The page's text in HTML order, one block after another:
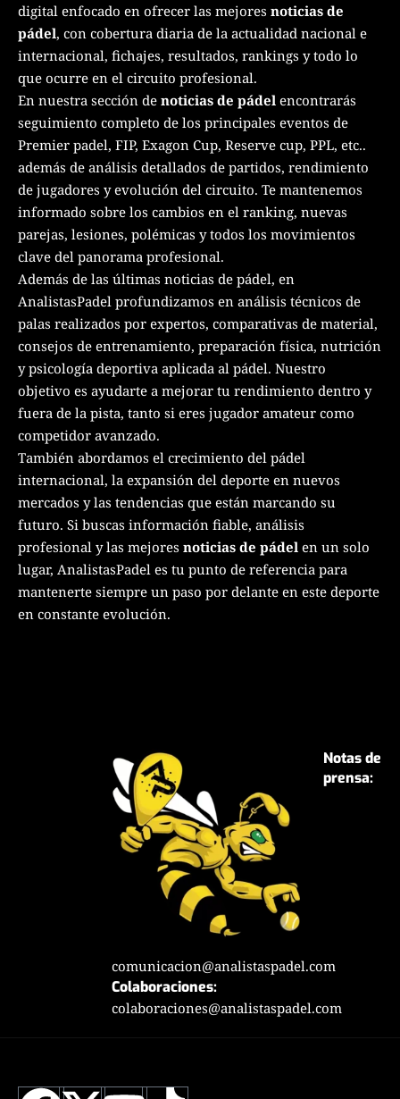
digital enfocado en ofrecer las mejores noticias de
pádel, con cobertura diaria de la actualidad nacional e
internacional, fichajes, resultados, rankings y todo lo
que ocurre en el circuito profesional.
En nuestra sección de noticias de pádel encontrarás
seguimiento completo de los principales eventos de
Premier padel, FIP, Exagon Cup, Reserve cup, PPL, etc..
además de análisis detallados de partidos, rendimiento
de jugadores y evolución del circuito. Te mantenemos
informado sobre los cambios en el ranking, nuevas
parejas, lesiones, polémicas y todos los movimientos
clave del panorama profesional.
Además de las últimas noticias de pádel, en
AnalistasPadel profundizamos en análisis técnicos de
palas realizados por expertos, comparativas de material,
consejos de entrenamiento, preparación física, nutrición
y psicología deportiva aplicada al pádel. Nuestro
objetivo es ayudarte a mejorar tu rendimiento dentro y
fuera de la pista, tanto si eres jugador amateur como
competidor avanzado.
También abordamos el crecimiento del pádel
internacional, la expansión del deporte en nuevos
mercados y las tendencias que están marcando su
futuro. Si buscas información fiable, análisis
profesional y las mejores noticias de pádel en un solo
lugar, AnalistasPadel es tu punto de referencia para
mantenerte siempre un paso por delante en este deporte
en constante evolución.
Notas de
prensa:
comunicacion@analistaspadel.com
Colaboraciones:
colaboraciones@analistaspadel.com